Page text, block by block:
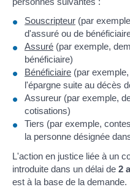
Souscripteur (par
d'assuré ou de
Assuré (par exemple,
bénéficiaire)
Bénéficiaire (par
l'épargne suite au décès
Assureur (par exemple,
cotisations)
Tiers (par exemple,
la personne désignée
L'action en justice liée à un
introduite dans un délai de 2
est à la base de la demande.